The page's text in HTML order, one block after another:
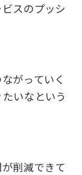
スのプッシ
がっていく
いなという
削減できて